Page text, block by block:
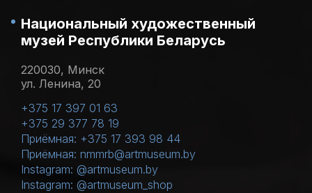
Национальный художественный
музей Республики Беларусь
220030, Минск
ул. Ленина, 20
+375 17 397 01 63
+375 29 377 78 19
Приёмная: +375 17 393 98 44
Приёмная: nmmrb@artmuseum.by
Instagram: @artmuseum.by
Instagram: @artmuseum_shop